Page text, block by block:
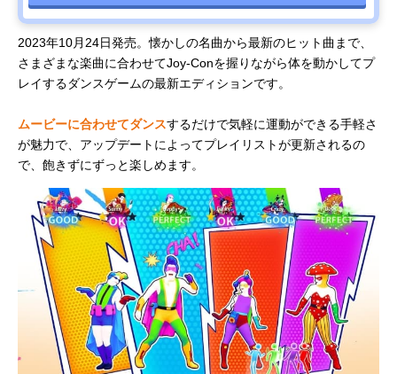
2023年10月24日発売。懐かしの名曲から最新のヒット曲まで、
さまざまな楽曲に合わせてJoy-Conを握りながら体を動かしてプ
レイするダンスゲームの最新エディションです。
ムービーに合わせてダンスするだけで気軽に運動ができる手軽さ
が魅力で、アップデートによってプレイリストが更新されるの
で、飽きずにずっと楽しめます。